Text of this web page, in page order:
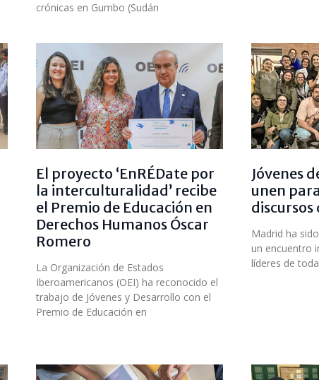
crónicas en Gumbo (Sudán
El proyecto ‘EnRÉDate por
la interculturalidad’ recibe
el Premio de Educación en
Derechos Humanos Óscar
Romero
La Organización de Estados
Iberoamericanos (OEI) ha reconocido el
trabajo de Jóvenes y Desarrollo con el
Premio de Educación en
Jóvenes
unen
discursos
Madrid ha
un encuentro
líderes de